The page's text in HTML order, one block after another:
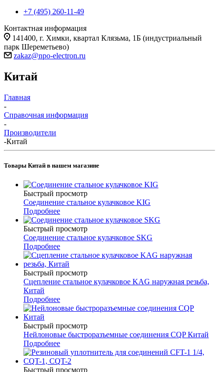
+7 (495) 260-11-49
Контактная информация
141400, г. Химки, квартал Клязьма, 1Б (индустриальный
парк Шереметьево)
zakaz@npo-electron.ru
Китай
Главная
-
Справочная информация
-
Производители
-Китай
Товары Китай в нашем магазине
Быстрый просмотр
Соединение стальное кулачковое KIG
Подробнее
Быстрый просмотр
Соединение стальное кулачковое SKG
Подробнее
Быстрый просмотр
Сцепление стальное кулачковое KAG наружная резьба,
Китай
Подробнее
Быстрый просмотр
Нейлоновые быстроразъемные соединения CQP Китай
Подробнее
Быстрый просмотр